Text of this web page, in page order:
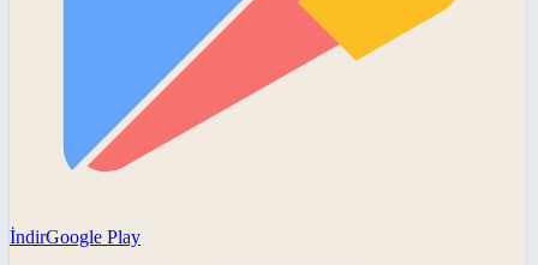
İndirGoogle Play